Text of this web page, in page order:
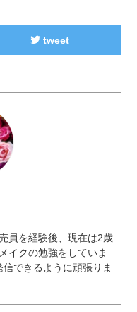
tweet
員を経験後、現在は2歳
イクの勉強をしていま
できるように頑張りま